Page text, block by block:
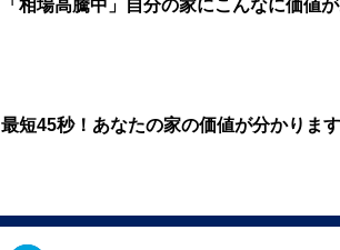
「相場高騰中」自分の家にこんなに価値
最短45秒！あなたの家の価値が分かります